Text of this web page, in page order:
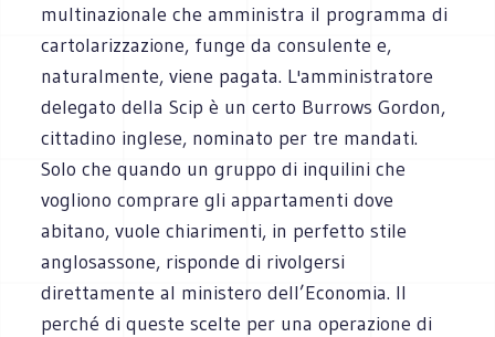
multinazionale che amministra il programma di
cartolarizzazione, funge da consulente e,
naturalmente, viene pagata. L'amministratore
delegato della Scip è un certo Burrows Gordon,
cittadino inglese, nominato per tre mandati.
Solo che quando un gruppo di inquilini che
vogliono comprare gli appartamenti dove
abitano, vuole chiarimenti, in perfetto stile
anglosassone, risponde di rivolgersi
direttamente al ministero dell’Economia. Il
perché di queste scelte per una operazione di